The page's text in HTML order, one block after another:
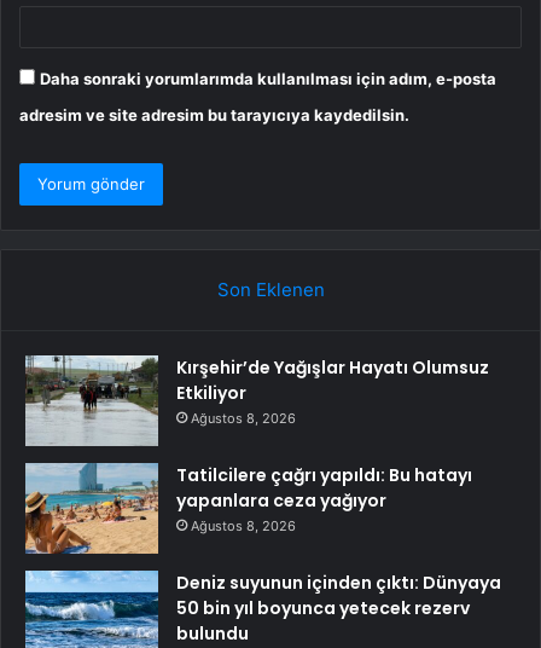
Daha sonraki yorumlarımda kullanılması için adım, e-posta
adresim ve site adresim bu tarayıcıya kaydedilsin.
Son Eklenen
Kırşehir’de Yağışlar Hayatı Olumsuz
Etkiliyor
Ağustos 8, 2026
Tatilcilere çağrı yapıldı: Bu hatayı
yapanlara ceza yağıyor
Ağustos 8, 2026
Deniz suyunun içinden çıktı: Dünyaya
50 bin yıl boyunca yetecek rezerv
bulundu